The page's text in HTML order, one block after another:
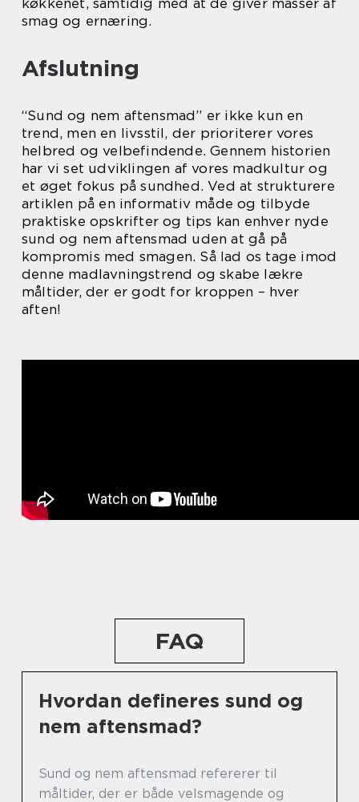
køkkenet, samtidig med at de giver masser af
smag og ernæring.
Afslutning
“Sund og nem aftensmad” er ikke kun en
trend, men en livsstil, der prioriterer vores
helbred og velbefindende. Gennem historien
har vi set udviklingen af vores madkultur og
et øget fokus på sundhed. Ved at strukturere
artiklen på en informativ måde og tilbyde
praktiske opskrifter og tips kan enhver nyde
sund og nem aftensmad uden at gå på
kompromis med smagen. Så lad os tage imod
denne madlavningstrend og skabe lækre
måltider, der er godt for kroppen – hver
aften!
FAQ
Hvordan defineres sund og
nem aftensmad?
Sund og nem aftensmad refererer til
måltider, der er både velsmagende og